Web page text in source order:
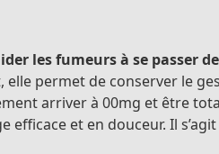
les fumeurs à se passer
permet de conserver le
arriver à 00mg et être
et en douceur. Il